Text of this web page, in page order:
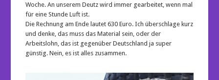
Woche. An unserem Deutz wird immer gearbeitet, wenn mal
für eine Stunde Luft ist.
Die Rechnung am Ende lautet 630 Euro. Ich überschlage kurz
und denke, das muss das Material sein, oder der
Arbeitslohn, das ist gegenüber Deutschland ja super
günstig. Nein, es ist alles zusammen.